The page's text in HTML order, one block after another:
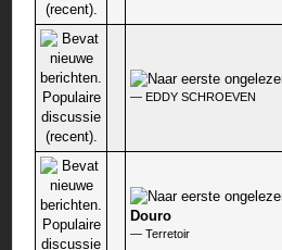
— EDDY SCHROEVEN
0 stem - 0 van 5 gemiddeld
Douro
—Terretoir
0 stem - 0 van 5 gemiddeld